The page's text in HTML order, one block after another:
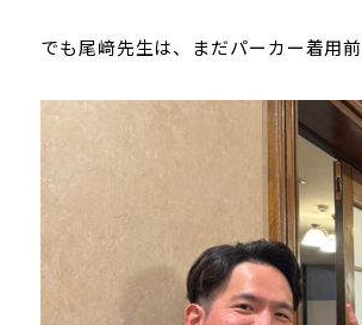
でも尾﨑先生は、まだパーカー着用前